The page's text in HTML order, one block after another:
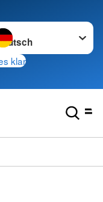
wechseln zu
klar